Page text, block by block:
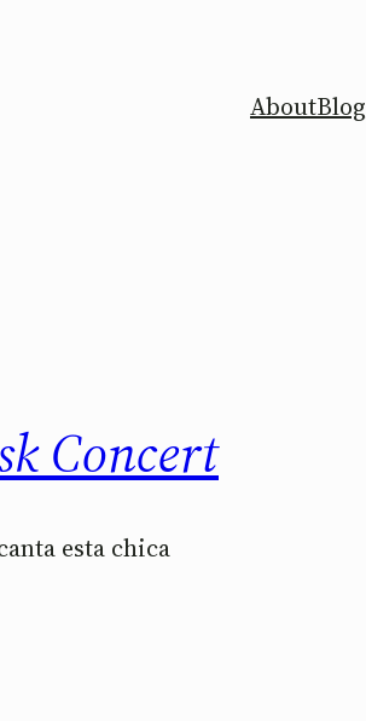
AboutBlog
Concert
esta chica